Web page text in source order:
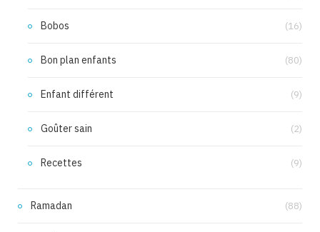
Bobos (16)
Bon plan enfants (80)
Enfant différent (9)
Goûter sain (2)
Recettes (9)
Ramadan (88)